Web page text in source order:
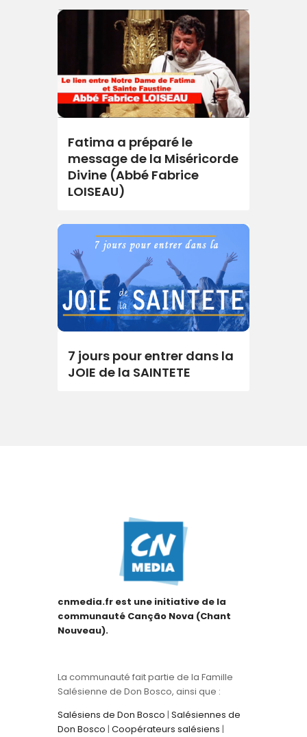
Fatima a préparé le
message de la Miséricorde
Divine (Abbé Fabrice
LOISEAU)
7 jours pour entrer dans la
JOIE de la SAINTETE
cnmedia.fr est une initiative de la
communauté Canção Nova (Chant
Nouveau).
La communauté fait partie de la Famille
Salésienne de Don Bosco, ainsi que :
Salésiens de Don Bosco | Salésiennes de
Don Bosco | Coopérateurs salésiens |